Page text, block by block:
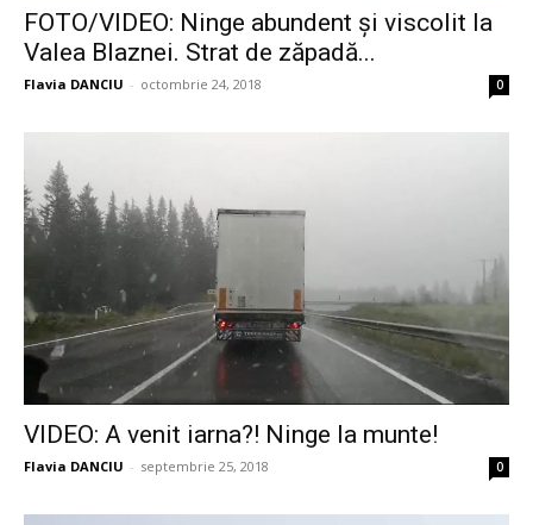
FOTO/VIDEO: Ninge abundent și viscolit la
Valea Blaznei. Strat de zăpadă...
Flavia DANCIU - octombrie 24, 2018 0
VIDEO: A venit iarna?! Ninge la munte!
Flavia DANCIU - septembrie 25, 2018 0